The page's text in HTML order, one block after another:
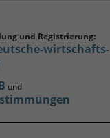
und Registrierung:
wirtschafts-
und